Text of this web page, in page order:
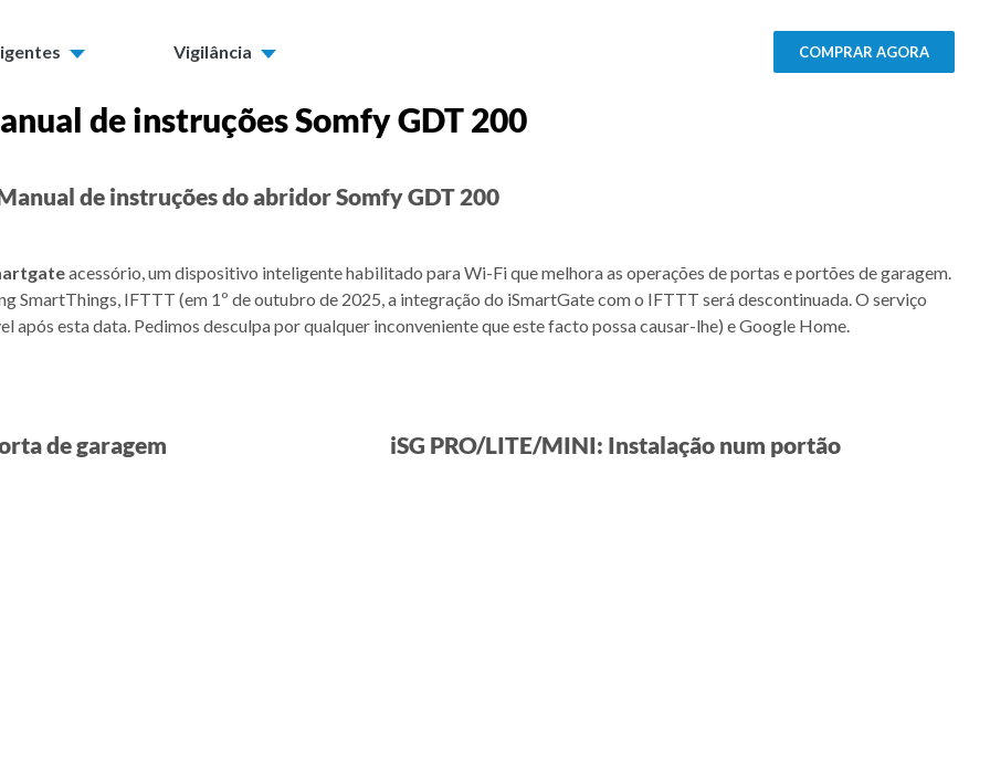
Vigilância COMPRAR AGORA
de instruções Somfy GDT 200
de instruções do abridor Somfy GDT 200
acessório, um dispositivo inteligente habilitado para Wi-Fi que melhora as operações de portas e portões de garagem.
SmartThings, IFTTT (em 1º de outubro de 2025, a integração do iSmartGate com o IFTTT será descontinuada. O serviço
após esta data. Pedimos desculpa por qualquer inconveniente que este facto possa causar-lhe) e Google Home.
de garagem iSG PRO/LITE/MINI: Instalação num portão